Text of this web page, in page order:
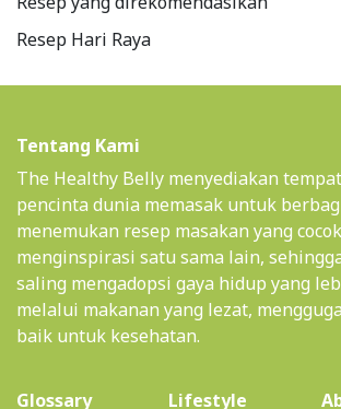
Resep Hari Raya
Tentang Kami
The Healthy Belly menyediakan
pencinta dunia memasak untuk
menemukan resep masakan yang
menginspirasi satu sama lain,
saling mengadopsi gaya hidup yang
melalui makanan yang lezat,
baik untuk kesehatan.
Glossary Lifestyle